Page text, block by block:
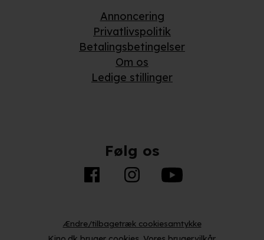
Annoncering
Privatlivspolitik
Betalingsbetingelser
Om os
Ledige stillinger
Følg os
Ændre/tilbagetræk cookiesamtykke